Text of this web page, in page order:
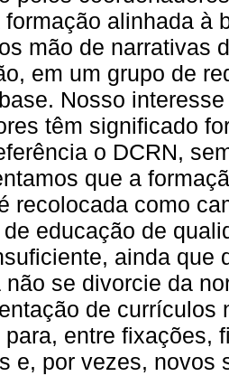
formação alinhada à
mão de narrativas
em um grupo de
Nosso
têm significado
o DCRN,
que a
recolocada como
educação de
ainda que
não se divorcie da
de currículos
para, entre fixações,
e, por vezes, novos